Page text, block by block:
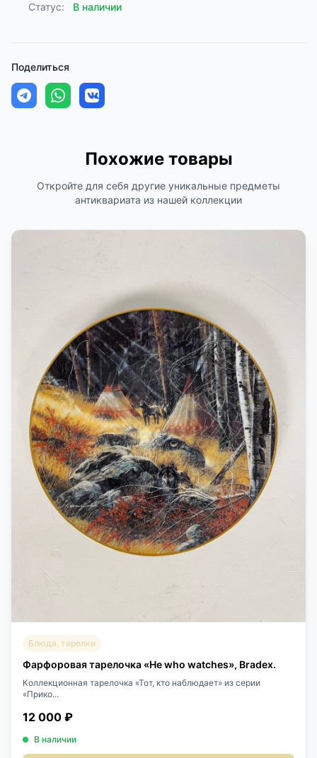
Статус: В наличии
Поделиться
Похожие товары
Откройте для себя другие уникальные предметы
антиквариата из нашей коллекции
Блюда, тарелки
Фарфоровая тарелочка «He who watches», Bradex.
Коллекционная тарелочка «Тот, кто наблюдает» из серии
«Прико...
12 000 ₽
В наличии